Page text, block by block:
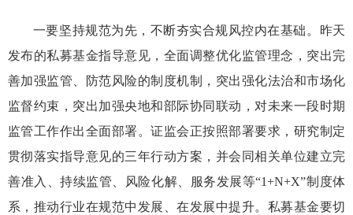
一要坚持规范为先，不断夯实合规风控内在基础。 昨天
发布的私募基金指导意见，全面调整优化监管理念， 突出完
善加强监管、防范风险的制度机制 ， 突出强化法治和市场化
监督约束 ， 突出加强央地和部际协同联动 ，对未来一段时期
监管工作作出全面部署。证监会正按照部署要求，研究制定
贯彻落实指导意见的三年行动方案， 并会同相关单位建立完
善准入、持续监管、风险化解、服务发展等“1+N+X”制度体
系 ， 推动行业在规范中发展、在发展中提升。 私募基金要切